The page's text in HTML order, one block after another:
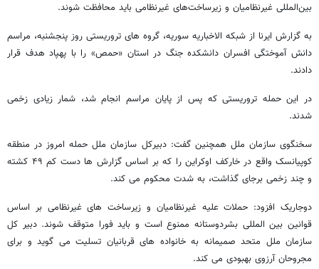
بین‌المللی غیرنظامیان و زیرساخت‌های غیرنظامی باید محافظت شوند.
به گزارش ایرنا از شبکه الاخباریه سوریه، گروه های تروریستی روز پنجشنبه، مراسم
دانش آموختگی افسران دانشکده جنگ در استان «حمص» را با پهپاد هدف قرار
دادند.
در این حمله تروریستی که پس از پایان مراسم انجام شد، شمار زیادی زخمی
شدند.
سخنگوی سازمان ملل همچنین گفت: دبیرکل سازمان ملل حمله امروز در منطقه
کوپیانسک واقع در خارکف اوکراین را که بر اساس گزارش ها دست کم ۴۹ کشته
و چند زخمی برجای گذاشت، به شدت محکوم می کند.
دوجاریک افزود: حملات علیه غیرنظامیان و زیرساخت های غیرنظامی بر اساس
قوانین بین المللی بشردوستانه ممنوع است و باید فورا متوقف شوند. دبیر کل
سازمان ملل متحد صمیمانه به خانواده های قربانیان تسلیت می گوید و برای
مجروحان آرزوی بهبودی می کند.